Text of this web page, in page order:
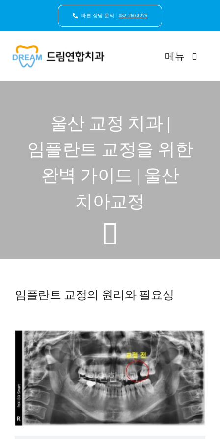
빠른 상담 문의 :052-260-8275
메뉴
환자안심케어
자연치아보존
임플란트
일반진료
상담예약
울산 교정 치과 |
임플란트 교정을 위한
완벽 가이드 | 울산
치아교정
임플란트 교정의 원리와 필요성